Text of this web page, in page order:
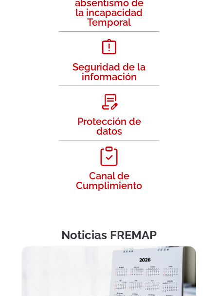
absentismo de
la incapacidad
Temporal
Seguridad de la
información
Protección de
datos
Canal de
Cumplimiento
Noticias FREMAP